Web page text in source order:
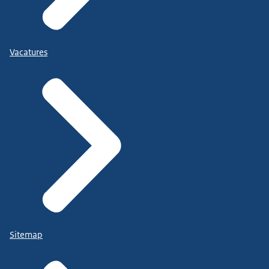
Vacatures
Sitemap